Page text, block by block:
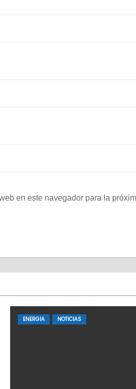
en este navegador para la
ENERGIA NOTICIAS